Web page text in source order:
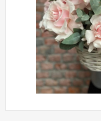
Публичная
Политика
конфиденциальности